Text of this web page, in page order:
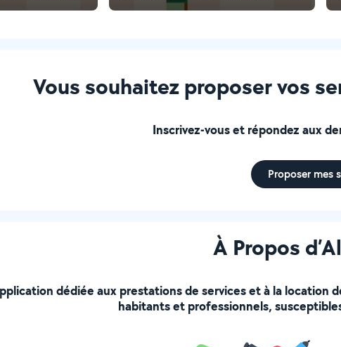
Vous souhaitez proposer vos
Inscrivez-vous et répondez aux
Proposer mes
À Propos
dédiée aux prestations de services et à la location
habitants et professionnels,